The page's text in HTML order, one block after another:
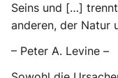
Seins und […]
anderen, der Natur
– Peter A. Levine –